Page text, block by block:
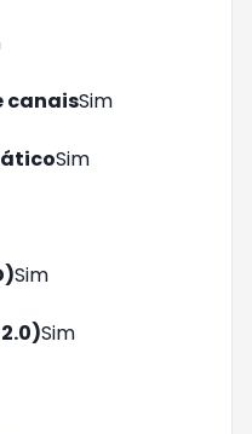
canaisSim
Sim
Sim
Sim